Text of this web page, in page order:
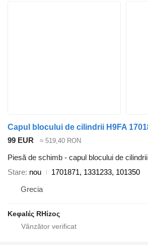
99 EUR ≈ 519,40 RON
Piesă de schimb - capul blocului de cilindrii
Stare nou
1701871, 1331233, 101350
Grecia
Keφalές RHίzoς